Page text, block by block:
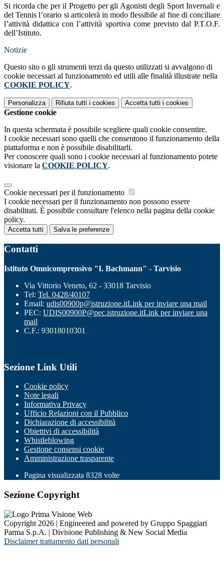
Si ricorda che per il Progetto per gli Agonisti degli Sport Invernali e
del Tennis l’orario si articolerà in modo flessibile al fine di conciliare
l’attività didattica con l’attività sportiva come previsto dal P.T.O.F.
dell’Istituto.
Notizie
Questo sito o gli strumenti terzi da questo utilizzati si avvalgono di
cookie necessari al funzionamento ed utili alle finalità illustrate nella
COOKIE POLICY.
Personalizza Rifiuta tutti i cookies Accetta tutti i cookies
Gestione cookie
In questa schermata è possibile scegliere quali cookie consentire.
I cookie necessari sono quelli che consentono il funzionamento della
piattaforma e non è possibile disabilitarli.
Per conoscere quali sono i cookie necessari al funzionamento potete
visionare la COOKIE POLICY.
Cookie necessari per il funzionamento
I cookie necessari per il funzionamento non possono essere
disabilitati. È possibile consultare l'elenco nella pagina della cookie
policy.
Accetta tutti Salva le preferenze
Contatti
Istituto Omnicomprensivo "I. Bachmann" - Tarvisio
Via Vittorio Veneto, 62 - 33018 Tarvisio
Tel: Tel. 0428/40107
Email: udis00900p@istruzione.itLink per inviare una mail
PEC: UDIS00900P@pec.istruzione.itLink per inviare una
mail
C.F.: 93018010301
Sezione Link Utili
Cookie policy
Note legali
Informativa Privacy
Ufficio Relazioni con il Pubblico
Dichiarazione di accessibilità
Obiettivi di accessibilità
Whistleblowing
Gestione consensi cookie
Amministrazione trasparente
Pagina visualizzata 8328 volte
Sezione Copyright
Copyright 2026 | Engineered and powered by Gruppo Spaggiari
Parma S.p.A. | Divisione Publishing & New Social Media
Disclaimer trattamento dati personali